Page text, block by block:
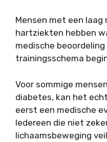
Mensen met een laag
hartziekten hebben
medische
trainingsschema
Voor sommige
diabetes, kan het
eerst een medische
Iedereen die niet
lichaamsbeweging